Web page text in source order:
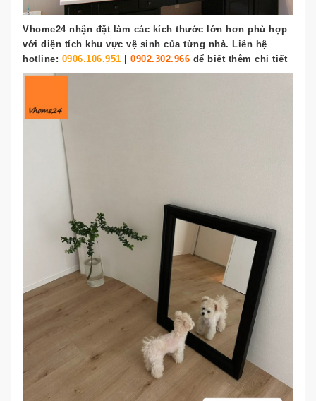
Vhome24 nhận đặt làm các kích thước lớn hơn phù hợp
với diện tích khu vực vệ sinh của từng nhà. Liên hệ
hotline: 0906.106.951 | 0902.302.966 để biết thêm chi tiết